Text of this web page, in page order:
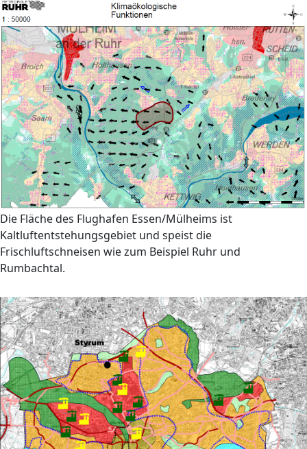
Die Fläche des Flughafen Essen/Mülheims ist
Kaltluftentstehungsgebiet und speist die
Frischluftschneisen wie zum Beispiel Ruhr und
Rumbachtal.